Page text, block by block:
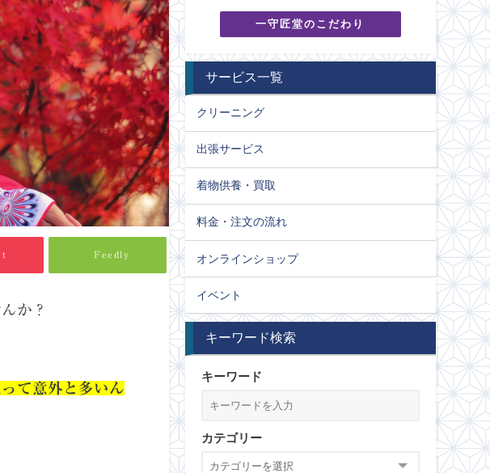
Feedly
か？
て意外と多いん
一守匠堂のこだわり
サービス一覧
クリーニング
出張サービス
着物供養・買取
料金・注文の流れ
オンラインショップ
イベント
キーワード検索
キーワード
カテゴリー